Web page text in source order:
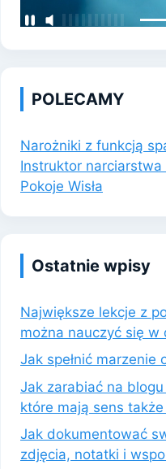
POLECAMY
Narożniki z funkcją
Instruktor narciarstwa
Pokoje Wisła
Ostatnie wpisy
Największe lekcje z
można nauczyć się w
Jak spełnić marzenie
Jak zarabiać na
które mają sens
Jak dokumentować
zdjęcia, notatki i